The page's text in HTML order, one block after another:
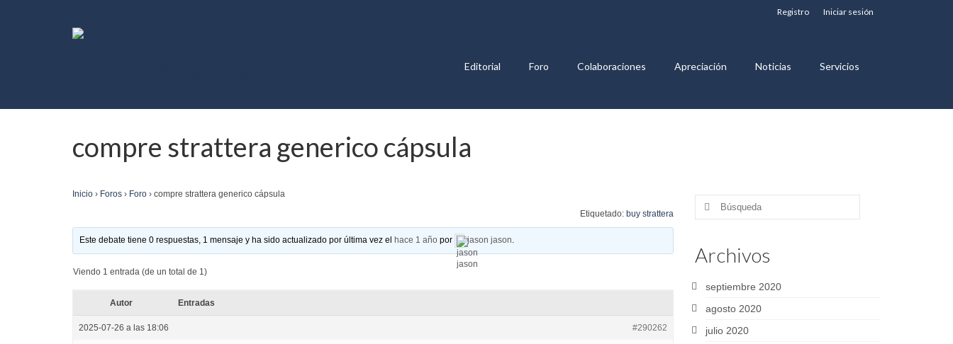
Registro Iniciar sesión
Editorial Foro Colaboraciones Apreciación Noticias Servicios
compre strattera generico cápsula
Inicio › Foros › Foro › compre strattera generico cápsula
Etiquetado: buy strattera
Este debate tiene 0 respuestas, 1 mensaje y ha sido actualizado por última vez el hace 1 año por jason jason.
Viendo 1 entrada (de un total de 1)
Autor Entradas
2025-07-26 a las 18:06 #290262
Buscar
Archivos
septiembre 2020
agosto 2020
julio 2020